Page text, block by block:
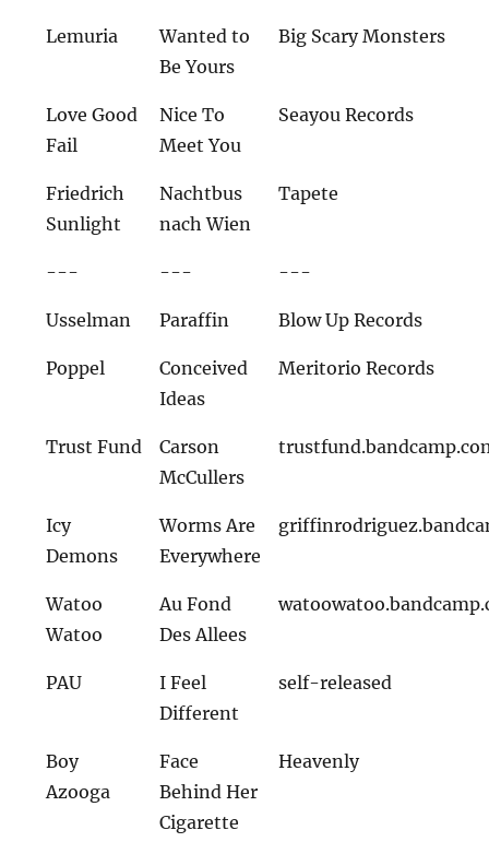
Lemuria
Wanted to
Be Yours
Big Scary Monsters
Love Good
Fail
Nice To
Meet You
Seayou Records
Friedrich
Sunlight
Nachtbus
nach Wien
Tapete
--- --- ---
Usselman Paraffin Blow Up Records
Poppel
Conceived
Ideas
Meritorio Records
Trust Fund
Carson
McCullers
Icy
Demons
Worms Are
Everywhere
Watoo
Watoo
Au Fond
Des Allees
PAU
I Feel
Different
self-released
Boy
Azooga
Face
Behind Her
Cigarette
Heavenly